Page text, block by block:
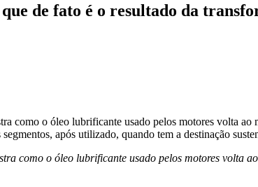
de fato é o resultado da
como o óleo lubrificante usado pelos motores volta
após utilizado, quando tem a destinação
como o óleo lubrificante usado pelos motores volta